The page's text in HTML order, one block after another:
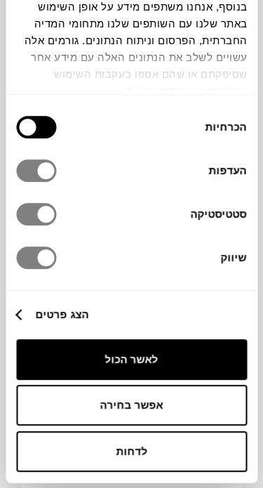
בנוסף, אנחנו משתפים מידע על אופן השימוש
באתר שלנו עם השותפים שלנו מתחומי המדיה
החברתית, הפרסום וניתוח הנתונים. גורמים אלה
עשויים לשלב את הנתונים האלה עם מידע אחר
שסיפקתם או שהם אספו בעקבות השימוש
הסכמה
הכרחיות
העדפות
סטטיסטיקה
שיווק
הצג פרטים
לאשר הכול
אפשר בחירה
לדחות
₪ 8,850
נקודות